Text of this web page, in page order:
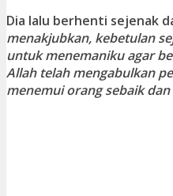
Dia lalu berhenti sejenak
menakjubkan, kebetulan
untuk menemaniku agar
Allah telah mengabulkan
menemui orang sebaik